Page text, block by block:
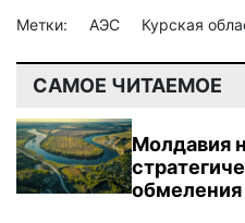
Метки: АЭС Курская
САМОЕ ЧИТАЕМОЕ
Молдавия